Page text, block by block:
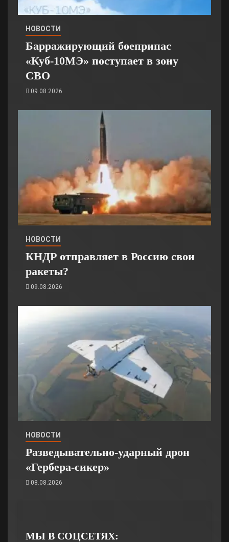
НОВОСТИ
Барражирующий боеприпас
«Куб-10МЭ» поступает в зону
СВО
09.08.2026
НОВОСТИ
КНДР отправляет в Россию свои
ракеты?
09.08.2026
НОВОСТИ
Разведывательно-ударный дрон
«Гербера-сикер»
08.08.2026
МЫ В СОЦСЕТЯХ: